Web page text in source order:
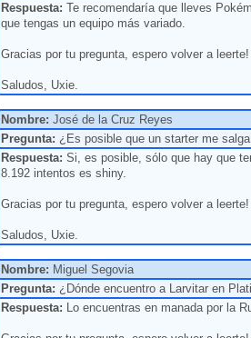
Respuesta: Te recomendaría que lleves
que tengas un equipo más variado.
Gracias por tu pregunta, espero volver a leerte!
Saludos, Uxie.
Nombre: José de la Cruz Reyes
Pregunta: ¿Es posible que un starter me
Respuesta: Si, es posible, sólo que hay que
8.192 intentos es shiny.
Gracias por tu pregunta, espero volver a leerte!
Saludos, Uxie.
Nombre: Miguel Segovia
Pregunta: ¿Dónde encuentro a Larvitar en
Respuesta: Lo encuentras en manada por la